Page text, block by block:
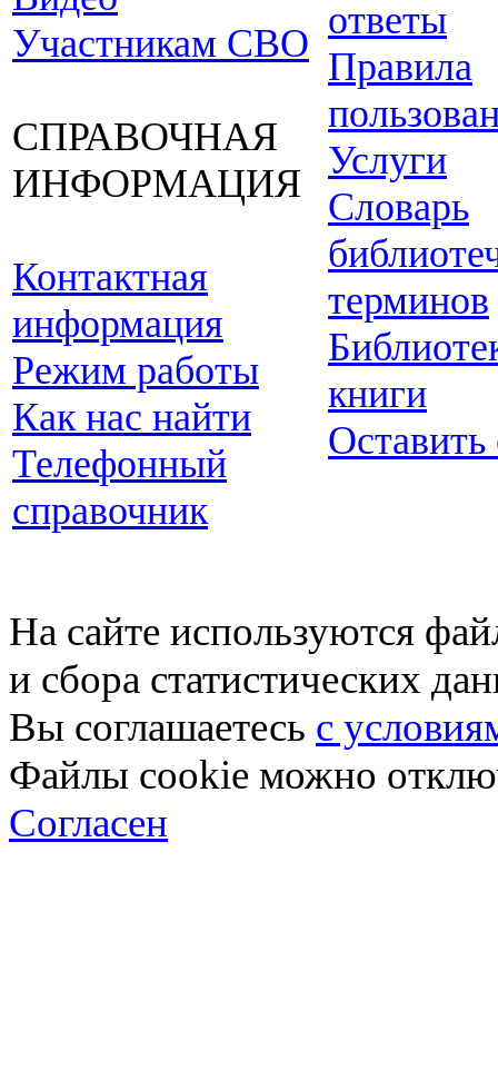
Участникам СВО
СПРАВОЧНАЯ
ИНФОРМАЦИЯ
Контактная
информация
Режим работы
Как нас найти
Телефонный
справочник
ответы
Правила
Услуги
Словарь
терминов
книги
Оставить
На сайте используются
и сбора статистических
Вы соглашаетесь с
Файлы cookie можно
Согласен